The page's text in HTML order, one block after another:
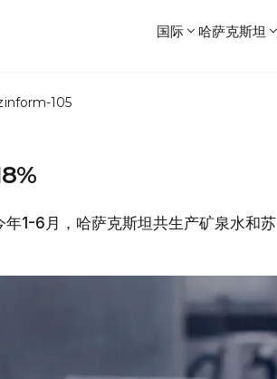
国际 哈萨克斯坦
105
1-6月，哈萨克斯坦共生产矿泉水和苏